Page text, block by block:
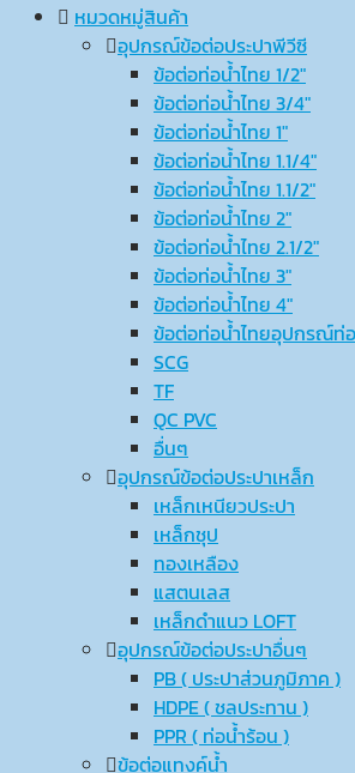
หมวดหมู่สินค้า
อุปกรณ์ข้อต่อประปาพีวีซี
ข้อต่อท่อน้ำไทย 1/2″
ข้อต่อท่อน้ำไทย 3/4″
ข้อต่อท่อน้ำไทย 1″
ข้อต่อท่อน้ำไทย 1.1/4″
ข้อต่อท่อน้ำไทย 1.1/2″
ข้อต่อท่อน้ำไทย 2″
ข้อต่อท่อน้ำไทย 2.1/2″
ข้อต่อท่อน้ำไทย 3″
ข้อต่อท่อน้ำไทย 4″
ข้อต่อท่อน้ำไทยอุปกรณ์ท่
SCG
TF
QC PVC
อื่นๆ
อุปกรณ์ข้อต่อประปาเหล็ก
เหล็กเหนียวประปา
เหล็กชุป
ทองเหลือง
แสตนเลส
เหล็กดำแนว LOFT
อุปกรณ์ข้อต่อประปาอื่นๆ
PB ( ประปาส่วนภูมิภาค )
HDPE ( ชลประทาน )
PPR ( ท่อน้ำร้อน )
ข้อต่อแทงค์น้ำ